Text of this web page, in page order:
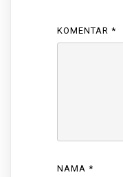
KOMENTAR *
NAMA *